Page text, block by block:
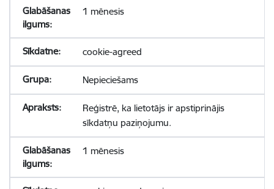
1 mēnesis
cookie-agreed
Nepieciešams
Reģistrē, ka lietotājs ir apstiprinājis
sīkdatņu paziņojumu.
1 mēnesis